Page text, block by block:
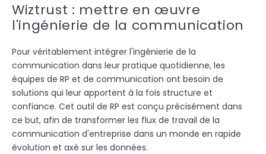
Wiztrust : mettre en œuvre
l'ingénierie de la communication
Pour véritablement intégrer l'ingénierie de la
communication dans leur pratique quotidienne, les
équipes de RP et de communication ont besoin de
solutions qui leur apportent à la fois structure et
confiance. Cet outil de RP est conçu précisément dans
ce but, afin de transformer les flux de travail de la
communication d'entreprise dans un monde en rapide
évolution et axé sur les données.